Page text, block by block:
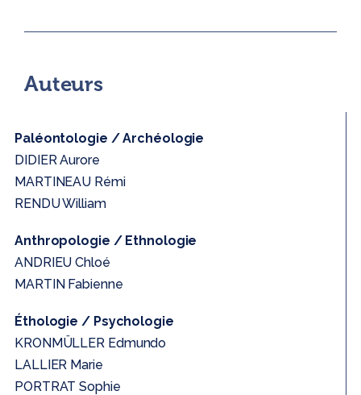
Auteurs
Paléontologie / Archéologie
DIDIER Aurore
MARTINEAU Rémi
RENDU William
Anthropologie / Ethnologie
ANDRIEU Chloé
MARTIN Fabienne
Éthologie / Psychologie
KRONMÜLLER Edmundo
LALLIER Marie
PORTRAT Sophie